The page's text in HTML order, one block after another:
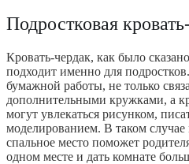
Подростковая
Кровать-чердак, как было
подходит именно для
бумажной работы, не только
дополнительными кружками, а
могут увлекаться рисунком,
моделированием. В таком
спальное место поможет
одном месте и дать комнате